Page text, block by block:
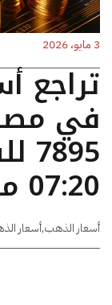
3 مايو، 2026
تراجع
07:20 مساءًا
أسعار الذهب,أسعار